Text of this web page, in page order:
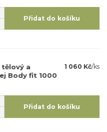
Přidat do košíku
tělový a
Body fit 1000
1 060 Kč/ks
Přidat do košíku